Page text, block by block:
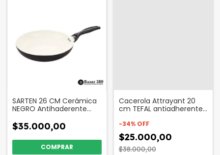
SARTEN 26 CM Cerámica
NEGRO Antihaderente
$35.000,00
Cacerola Attrayant 20
cm TEFAL antiadherente
-34% OFF
$25.000,00
$38.000,00